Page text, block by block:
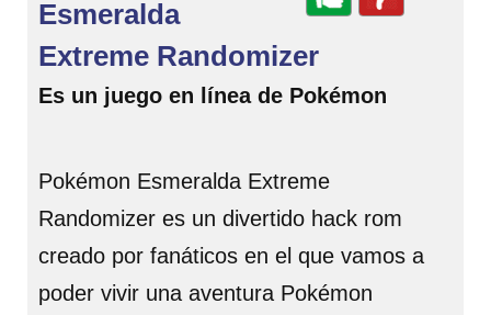
Esmeralda
Extreme Randomizer
Es un juego en línea de Pokémon
Pokémon Esmeralda Extreme
Randomizer es un divertido hack rom
creado por fanáticos en el que vamos a
poder vivir una aventura Pokémon